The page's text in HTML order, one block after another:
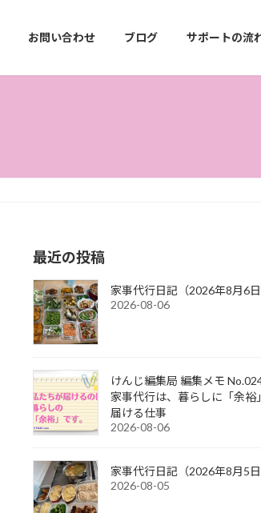
お問い合わせ ブログ サポートの流
最近の投稿
家事代行日記（2026年8月6日
2026-08-06
けんじ編集局 編集メモ No.024
家事代行は、暮らしに「余裕
届ける仕事
2026-08-06
家事代行日記（2026年8月5日
2026-08-05